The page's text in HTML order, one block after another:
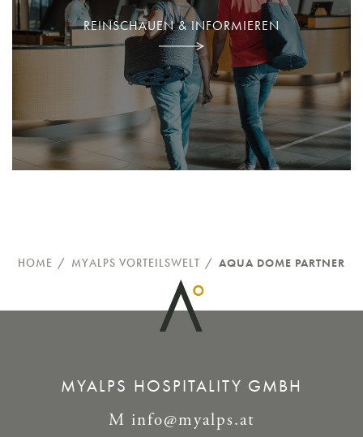
REINSCHAUEN & INFORMIEREN
HOME / MYALPS VORTEILSWELT / AQUA DOME PARTNER
MYALPS HOSPITALITY GMBH
M info@myalps.at